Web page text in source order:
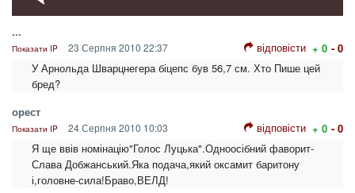
...
Показати IP 23 Серпня 2010 22:37 відповісти + 0 - 0
У Арнольда Шварцнегера біцепс був 56,7 см. Хто Пише цей
бред?
орест
Показати IP 24 Серпня 2010 10:03 відповісти + 0 - 0
Я ще ввів номінацію"Голос Луцька".Одноосібний фаворит-
Слава Добжанський.Яка подача,який оксамит баритону
і,головне-сила!Браво,ВЕЛД!